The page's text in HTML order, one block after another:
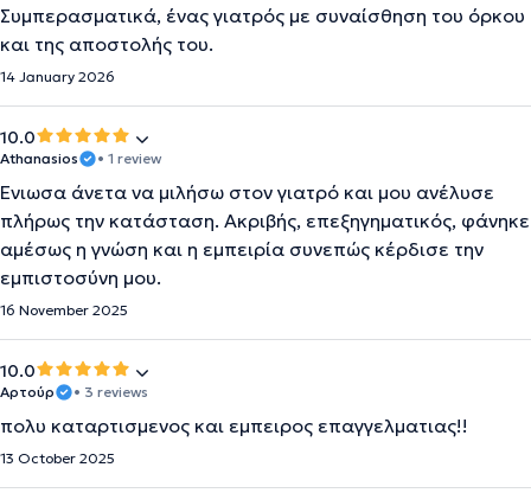
Συμπερασματικά, ένας γιατρός με συναίσθηση του όρκου
και της αποστολής του.
14 January 2026
10.0
Athanasios • 1 review
Ένιωσα άνετα να μιλήσω στον γιατρό και μου ανέλυσε
πλήρως την κατάσταση. Ακριβής, επεξηγηματικός, φάνηκε
αμέσως η γνώση και η εμπειρία συνεπώς κέρδισε την
εμπιστοσύνη μου.
16 November 2025
10.0
Αρτούρ • 3 reviews
πολυ καταρτισμενος και εμπειρος επαγγελματιας!!
13 October 2025